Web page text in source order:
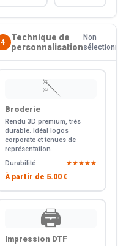
4
Technique de
personnalisation
Non
sélectionné
🪡
Broderie
Rendu 3D premium, très
durable. Idéal logos
corporate et tenues de
représentation.
Durabilité
★★★★★
À partir de 5.00 €
🖨️
Impression DTF